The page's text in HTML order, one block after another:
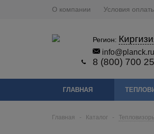
О компании Условия
Регион:
info@planck.ru
8 (800) 700
ГЛАВНАЯ
Главная - Каталог -